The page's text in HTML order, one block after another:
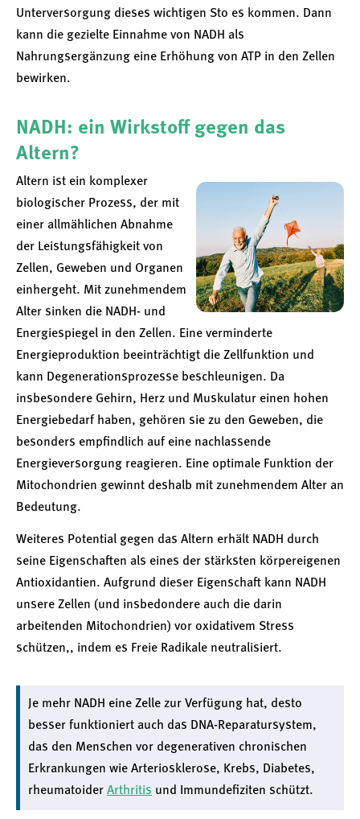
Unterversorgung dieses wichtigen Sto es kommen. Dann
kann die gezielte Einnahme von NADH als
Nahrungsergänzung eine Erhöhung von ATP in den Zellen
bewirken.
NADH: ein Wirkstoff gegen das
Altern?
Altern ist ein komplexer
biologischer Prozess, der mit
einer allmählichen Abnahme
der Leistungsfähigkeit von
Zellen, Geweben und Organen
einhergeht. Mit zunehmendem
Alter sinken die NADH- und
Energiespiegel in den Zellen. Eine verminderte
Energieproduktion beeinträchtigt die Zellfunktion und
kann Degenerationsprozesse beschleunigen. Da
insbesondere Gehirn, Herz und Muskulatur einen hohen
Energiebedarf haben, gehören sie zu den Geweben, die
besonders empfindlich auf eine nachlassende
Energieversorgung reagieren. Eine optimale Funktion der
Mitochondrien gewinnt deshalb mit zunehmendem Alter an
Bedeutung.
Weiteres Potential gegen das Altern erhält NADH durch
seine Eigenschaften als eines der stärksten körpereigenen
Antioxidantien. Aufgrund dieser Eigenschaft kann NADH
unsere Zellen (und insbedondere auch die darin
arbeitenden Mitochondrien) vor oxidativem Stress
schützen,, indem es Freie Radikale neutralisiert.
Je mehr NADH eine Zelle zur Verfügung hat, desto
besser funktioniert auch das DNA-Reparatursystem,
das den Menschen vor degenerativen chronischen
Erkrankungen wie Arteriosklerose, Krebs, Diabetes,
rheumatoider Arthritis und Immundefiziten schützt.